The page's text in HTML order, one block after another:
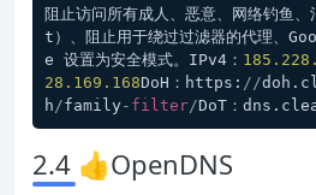
阻止访问所有成人、恶意、网络钓鱼
t）、阻止用于绕过过滤器的代理、
e 设置为安全模式。IPv4： 185.228
28 .169 .168DoH：https: //
h/family- filter/DoT：
2.4 👍OpenDNS